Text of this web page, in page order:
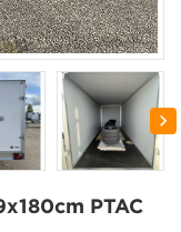

PTAC